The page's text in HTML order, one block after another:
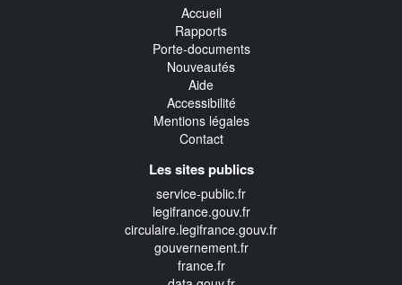
Accueil
Rapports
Porte-documents
Nouveautés
Aide
Accessibilité
Mentions légales
Contact
Les sites publics
service-public.fr
legifrance.gouv.fr
circulaire.legifrance.gouv.fr
gouvernement.fr
france.fr